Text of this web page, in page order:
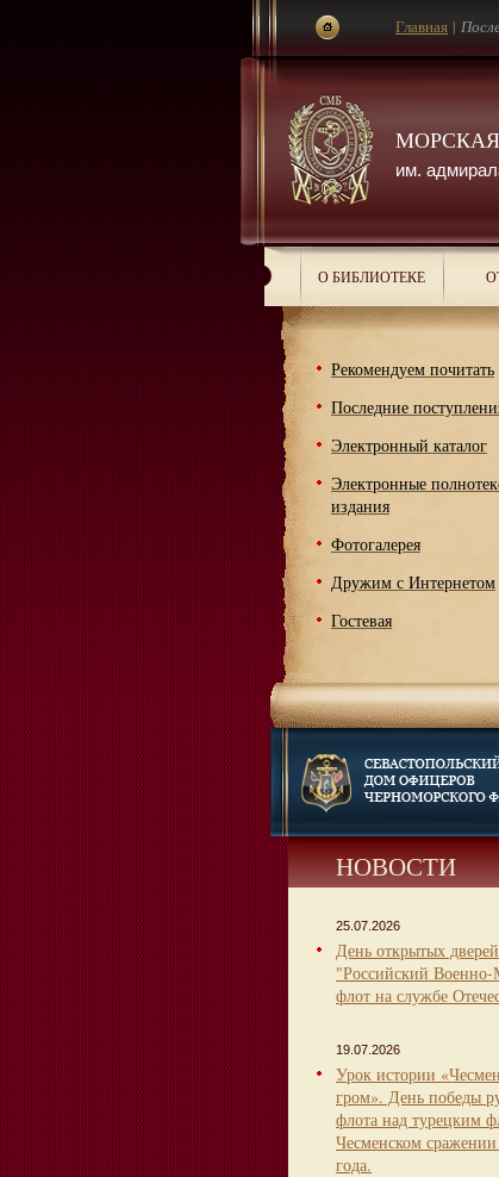
им.
Главная |
О БИБЛИОТЕКЕ
Рекомендуем почитать
Последние
Электронный каталог
Электронные
издания
Фотогалерея
Дружим с Интернетом
Гостевая
НОВОСТИ
25.07.2026
День открытых дверей
"Российский Военно-
флот на службе
19.07.2026
Урок истории
гром». День победы
флота над турецким
Чесменском
года.